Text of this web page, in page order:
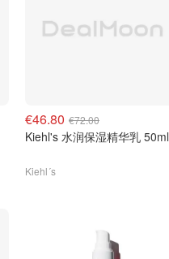
€46.80 €72.00
Kiehl's 水润保湿精华乳 50ml
Kiehl´s